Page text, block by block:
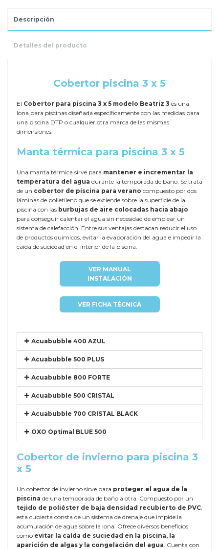
Descripción
Detalles del producto
Cobertor piscina 3 x 5
El Cobertor para piscina 3 x 5 modelo Beatriz 3 es una
lona para piscinas diseñada específicamente con las medidas para
una piscina DTP o cualquier otra marca de las mismas
dimensiones.
Manta térmica para piscina 3 x 5
Una manta térmica sirve para mantener e incrementar la
temperatura del agua durante la temporada de baño. Se trata
de un cobertor de piscina para verano compuesto por dos
láminas de polietileno que se extiende sobre la superficie de la
piscina con las burbujas de aire colocadas hacia abajo
para conseguir calentar el agua sin necesidad de emplear un
sistema de calefacción. Entre sus ventajas destacan reducir el uso
de productos químicos, evitar la evaporación del agua e impedir la
caída de suciedad en el interior de la piscina.
VER MANUAL
INSTALACIÓN
VER FICHA TÉCNICA
Acuabubble 400 AZUL
Acuabubble 500 PLUS
Acuabubble 800 FORTE
Acuabubble 500 CRISTAL
Acuabubble 700 CRISTAL BLACK
OXO Optimal BLUE 500
Cobertor de invierno para piscina 3
x 5
Un cobertor de invierno sirve para proteger el agua de la
piscina de una temporada de baño a otra. Compuesto por un
tejido de poliéster de baja densidad recubierto de PVC,
esta cubierta consta de un sistema de drenaje que impide la
acumulación de agua sobre la lona. Ofrece diversos beneficios
como evitar la caída de suciedad en la piscina, la
aparición de algas y la congelación del agua. Cuenta con